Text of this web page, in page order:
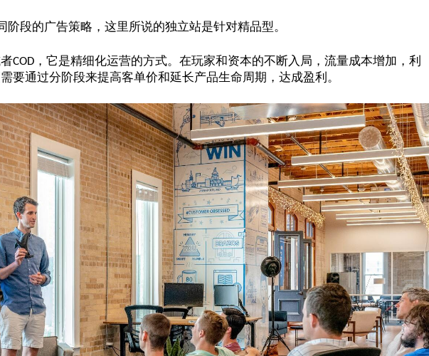
阶段的广告策略，这里所说的独立站是针对精品型。
COD ，它是精细化运营的方式。在玩家和资本的不断入局，流量成本增加，利
要通过分阶段来提高客单价和延长产品生命周期，达成盈利。